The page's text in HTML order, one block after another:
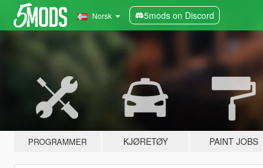
Norsk 5mods on Discord
PROGRAMMER KJØRETØY PAINT JOBS